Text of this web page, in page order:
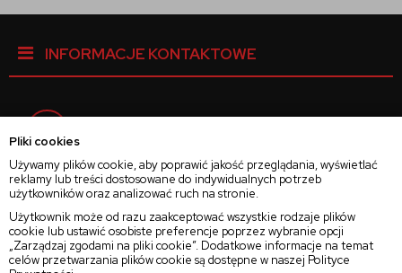
Pliki cookies
Używamy plików cookie, aby poprawić jakość przeglądania, wyświetlać
reklamy lub treści dostosowane do indywidualnych potrzeb
użytkowników oraz analizować ruch na stronie.
Użytkownik może od razu zaakceptować wszystkie rodzaje plików
cookie lub ustawić osobiste preferencje poprzez wybranie opcji
„Zarządzaj zgodami na pliki cookie”. Dodatkowe informacje na temat
celów przetwarzania plików cookie są dostępne w naszej Polityce
INFORMACJE KONTAKTOWE
Instagram
Twitter